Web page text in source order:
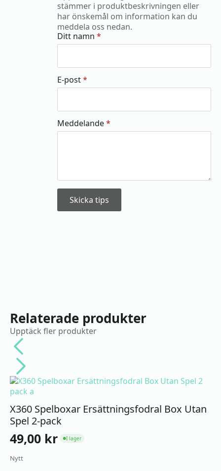
stämmer i produktbeskrivningen eller
har önskemål om information kan du
meddela oss nedan.
Ditt namn *
E-post *
Meddelande *
Skicka tips
Relaterade produkter
Upptäck fler produkter
X360 Spelboxar Ersättningsfodral Box Utan
Spel 2-pack
49,00 kr ●I lager
Nytt